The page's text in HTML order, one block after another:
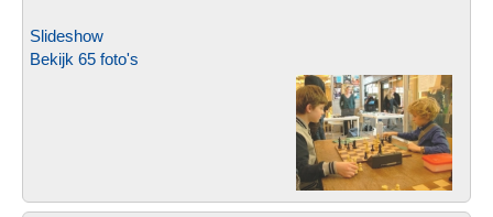
Slideshow
Bekijk 65 foto's